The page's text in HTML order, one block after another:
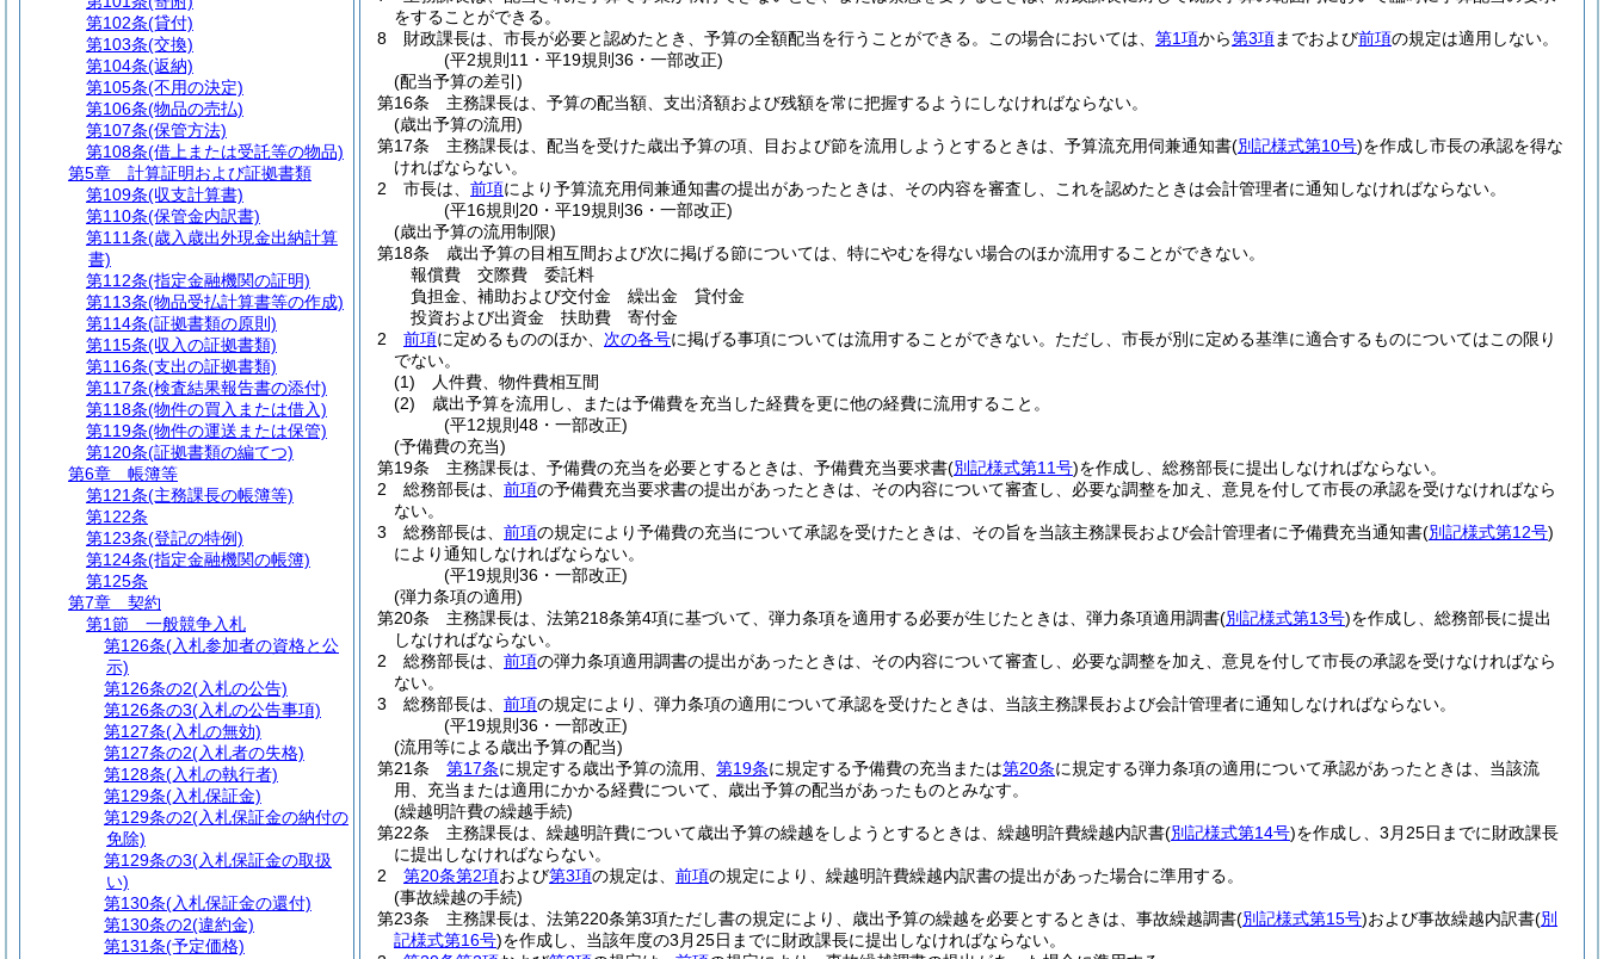
をすることができる。
8
財政課長は、市長が必要と認めたとき、予算の全額配当を行うことができる。 この場合においては、 第1項から第3項までおよび前項の規定は適用しない。
(平2規則11・平19規則36・一部改正)
(配当予算の差引)
第16条
主務課長は、予算の配当額、支出済額および残額を常に把握するようにしなければならない。
(歳出予算の流用)
第17条
主務課長は、配当を受けた歳出予算の項、目および節を流用しようとするときは、予算流充用伺兼通知書(別記様式第10号)を作成し市長の承認を得な
ければならない。
2
市長は、 前項により予算流充用伺兼通知書の提出があったときは、その内容を審査し、これを認めたときは会計管理者に通知しなければならない。
(平16規則20・平19規則36・一部改正)
(歳出予算の流用制限)
第18条
歳出予算の目相互間および次に掲げる節については、特にやむを得ない場合のほか流用することができない。
報償費 交際費 委託料
負担金、補助および交付金 繰出金 貸付金
投資および出資金 扶助費 寄付金
2
前項に定めるもののほか、 次の各号に掲げる事項については流用することができない。 ただし、市長が別に定める基準に適合するものについてはこの限り
でない。
(1)
人件費、物件費相互間
(2)
歳出予算を流用し、または予備費を充当した経費を更に他の経費に流用すること。
(平12規則48・一部改正)
(予備費の充当)
第19条
主務課長は、予備費の充当を必要とするときは、予備費充当要求書(別記様式第11号)を作成し、総務部長に提出しなければならない。
2
総務部長は、 前項の予備費充当要求書の提出があったときは、その内容について審査し、必要な調整を加え、意見を付して市長の承認を受けなければなら
ない。
3
総務部長は、 前項の規定により予備費の充当について承認を受けたときは、その旨を当該主務課長および会計管理者に予備費充当通知書(別記様式第12号)
により通知しなければならない。
(平19規則36・一部改正)
(弾力条項の適用)
第20条
主務課長は、法第218条第4項に基づいて、弾力条項を適用する必要が生じたときは、弾力条項適用調書(別記様式第13号)を作成し、総務部長に提出
しなければならない。
2
総務部長は、 前項の弾力条項適用調書の提出があったときは、その内容について審査し、必要な調整を加え、意見を付して市長の承認を受けなければなら
ない。
3
総務部長は、 前項の規定により、弾力条項の適用について承認を受けたときは、当該主務課長および会計管理者に通知しなければならない。
(平19規則36・一部改正)
(流用等による歳出予算の配当)
第21条
第17条に規定する歳出予算の流用、 第19条に規定する予備費の充当または第20条に規定する弾力条項の適用について承認があったときは、当該流
用、充当または適用にかかる経費について、歳出予算の配当があったものとみなす。
(繰越明許費の繰越手続)
第22条
主務課長は、繰越明許費について歳出予算の繰越をしようとするときは、繰越明許費繰越内訳書(別記様式第14号)を作成し、3月25日までに財政課長
に提出しなければならない。
2
第20条第2項および第3項の規定は、 前項の規定により、繰越明許費繰越内訳書の提出があった場合に準用する。
(事故繰越の手続)
第23条
主務課長は、法第220条第3項ただし書の規定により、歳出予算の繰越を必要とするときは、事故繰越調書(別記様式第15号)および事故繰越内訳書(別
記様式第16号)を作成し、当該年度の3月25日までに財政課長に提出しなければならない。
第102条(貸付)
第103条(交換)
第104条(返納)
第105条(不用の決定)
第106条(物品の売払)
第107条(保管方法)
第108条(借上または受託等の物品)
第5章
計算証明および証拠書類
第109条(収支計算書)
第110条(保管金内訳書)
第111条(歳入歳出外現金出納計算
書)
第112条(指定金融機関の証明)
第113条(物品受払計算書等の作成)
第114条(証拠書類の原則)
第115条(収入の証拠書類)
第116条(支出の証拠書類)
第117条(検査結果報告書の添付)
第118条(物件の買入または借入)
第119条(物件の運送または保管)
第120条(証拠書類の編てつ)
第6章
帳簿等
第121条(主務課長の帳簿等)
第122条
第123条(登記の特例)
第124条(指定金融機関の帳簿)
第125条
第7章
契約
第1節
一般競争入札
第126条(入札参加者の資格と公
示)
第126条の2(入札の公告)
第126条の3(入札の公告事項)
第127条(入札の無効)
第127条の2(入札者の失格)
第128条(入札の執行者)
第129条(入札保証金)
第129条の2(入札保証金の納付の
免除)
第129条の3(入札保証金の取扱
い)
第130条(入札保証金の還付)
第130条の2(違約金)
第131条(予定価格)